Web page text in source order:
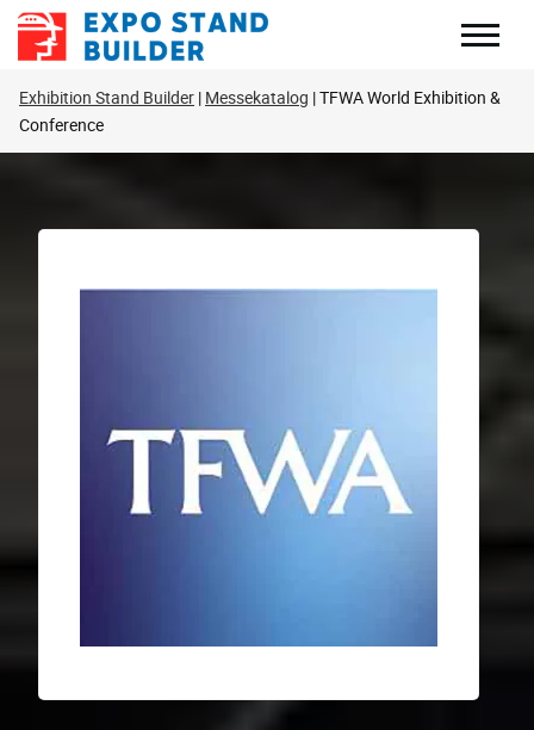
Zum
Inhalt
Exhibition Stand Builder Messekatalog TFWA World Exhibition &
Conference